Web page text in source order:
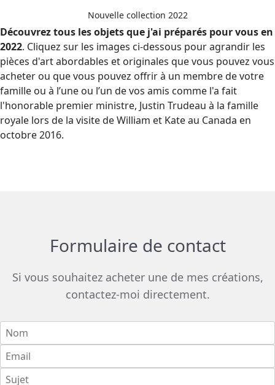
Nouvelle collection 2022
Découvrez tous les objets que j'ai préparés pour vous en
2022. Cliquez sur les images ci-dessous pour agrandir les
pièces d'art abordables et originales que vous pouvez vous
acheter ou que vous pouvez offrir à un membre de votre
famille ou à l’une ou l’un de vos amis comme l'a fait
l'honorable premier ministre, Justin Trudeau à la famille
royale lors de la visite de William et Kate au Canada en
octobre 2016.
Formulaire de contact
Si vous souhaitez acheter une de mes créations,
contactez-moi directement.